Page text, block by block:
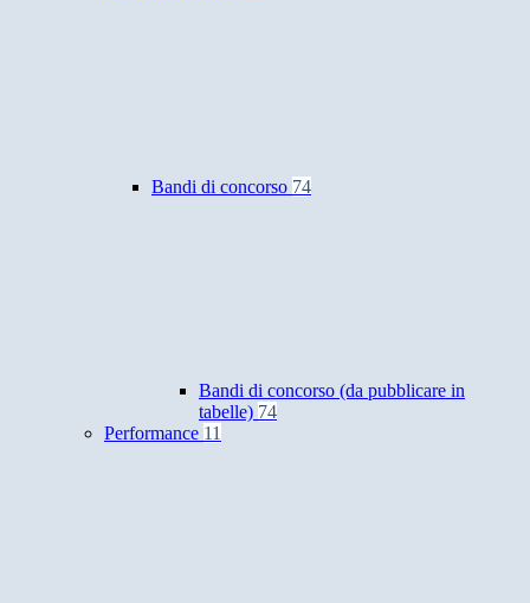
Bandi di concorso 74
Bandi di concorso (da pubblicare in
tabelle) 74
Performance 11